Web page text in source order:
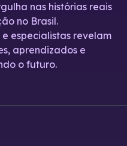
nas histórias reais
no Brasil.
especialistas revelam
aprendizados e
o futuro.